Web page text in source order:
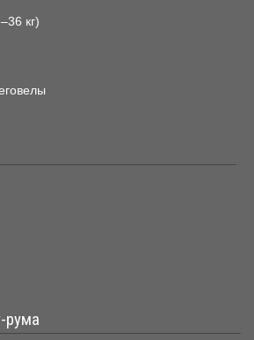
кг)
рума